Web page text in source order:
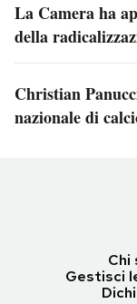
La Camera ha
della
Christian
nazionale di
Chi
Gestisci